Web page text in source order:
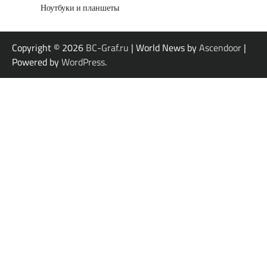
Ноутбуки и планшеты
Copyright © 2026 BC-Graf.ru | World News byAscendoor |
Powered byWordPress.